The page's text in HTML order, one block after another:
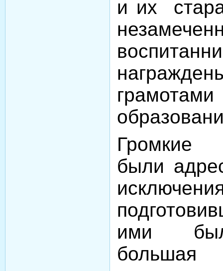
и их
Громкие
были
ими